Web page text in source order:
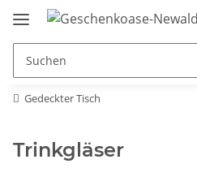
Gedeckter Tisch
Trinkgläser